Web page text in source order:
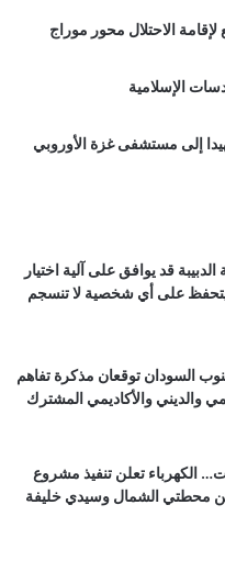
الاحتلال محور موراج
الإسلامية
يواصل جرائمه.. وصول 18 شهيدا إلى مستشفى غزة الأوروبي
قد يوافق على آلية اختيار
على أي شخصية لا تنسجم
السودان توقعان مذكرة تفاهم
والديني والأكاديمي المشترك
الكهرباء تعلن تنفيذ مشروع
محطتي الشمال وسيدي خليفة